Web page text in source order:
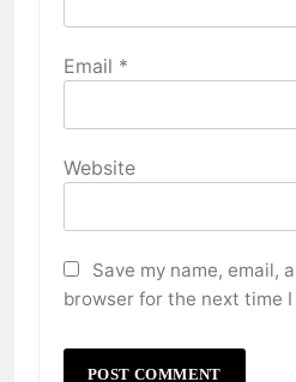
Email *
Website
Save my name, email,
browser for the next time I